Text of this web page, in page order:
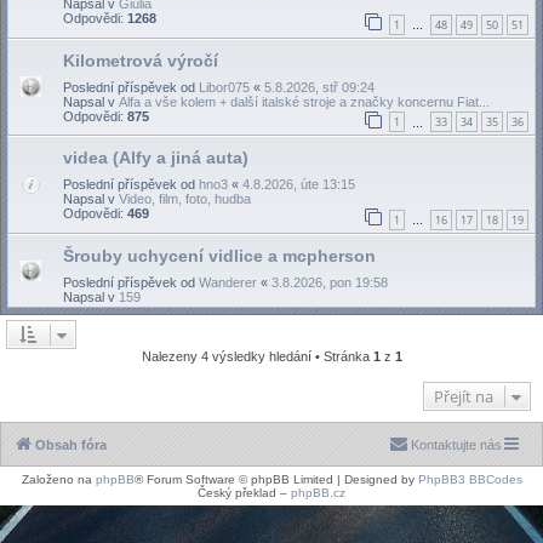
Napsal v Giulia
Odpovědi: 1268 1 … 48 49 50 51
Kilometrová výročí
Poslední příspěvek od Libor075 « 5.8.2026, stř 09:24
Napsal v Alfa a vše kolem + další italské stroje a značky koncernu Fiat...
Odpovědi: 875 1 33 34 35 36
videa (Alfy a jiná auta)
Poslední příspěvek od hno3 « 4.8.2026, úte 13:15
Napsal v Video, film, foto, hudba
Odpovědi: 469 1 … 16 17 18 19
Šrouby uchycení vidlice a mcpherson
Poslední příspěvek od Wanderer « 3.8.2026, pon 19:58
Napsal v 159
Nalezeny 4 výsledky hledání • Stránka 1 z 1
Přejít na
Obsah fóra Kontaktujte nás
Založeno na phpBB® Forum Software © phpBB Limited | Designed by PhpBB3 BBCodes
Český překlad – phpBB.cz